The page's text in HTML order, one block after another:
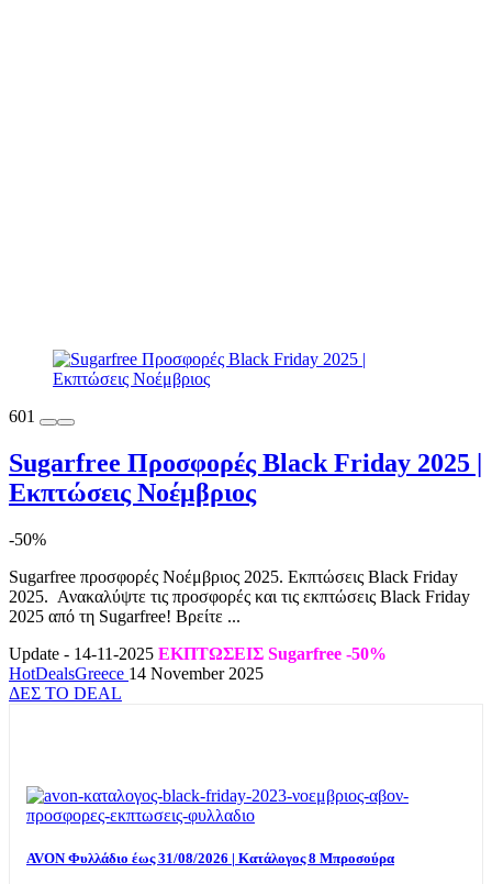
601
Sugarfree Προσφορές Black Friday 2025 |
Εκπτώσεις Νοέμβριος
-50%
Sugarfree προσφορές Νοέμβριος 2025. Eκπτώσεις Black Friday
2025. Ανακαλύψτε τις προσφορές και τις εκπτώσεις Black Friday
2025 από τη Sugarfree! Βρείτε ...
Update - 14-11-2025 ΕΚΠΤΩΣΕΙΣ Sugarfree -50%
HotDealsGreece 14 November 2025
ΔΕΣ ΤΟ DEAL
AVON Φυλλάδιο έως 31/08/2026 | Κατάλογος 8 Μπροσούρα